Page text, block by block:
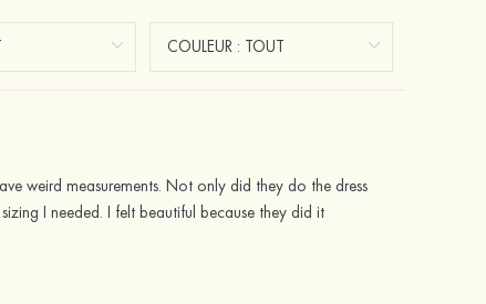
weird measurements. Not only did they do the dress
I needed. I felt beautiful because they did it